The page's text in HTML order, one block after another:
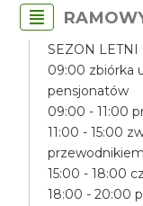
SEZON LETNI
09:00 zbiórka
pensjonatów
09:00 - 11:00
11:00 - 15:00
przewodnikiem
15:00 - 18:00
18:00 - 20:00